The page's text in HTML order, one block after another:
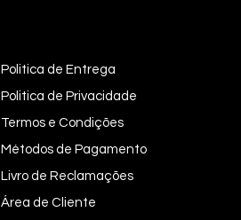
Politica de Entrega
Politica de Privacidade
Termos e Condições
Métodos de Pagamento
Livro de Reclamações
Área de Cliente